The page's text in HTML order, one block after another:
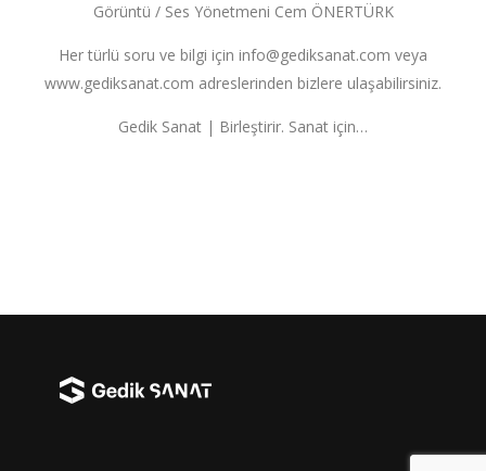
Görüntü / Ses Yönetmeni Cem ÖNERTÜRK
Her türlü soru ve bilgi için info@gediksanat.com veya
www.gediksanat.com adreslerinden bizlere ulaşabilirsiniz.
Gedik Sanat | Birleştirir. Sanat için…